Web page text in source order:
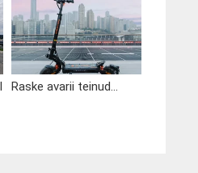
Raske avarii teinud...